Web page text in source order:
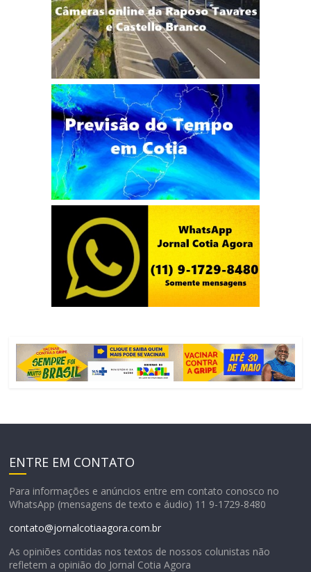
ENTRE EM CONTATO
Para informações e anúncios entre em contato conosco no
WhatsApp (mensagens de texto e áudio) 11 9-1729-8480
contato@jornalcotiaagora.com.br
As opiniões contidas nos textos de nossos colunistas não
refletem a opinião do Jornal Cotia Agora